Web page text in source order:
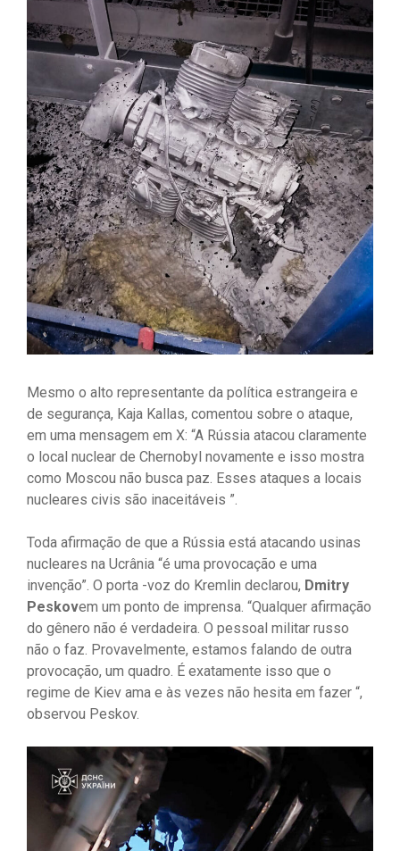
Mesmo o alto representante da política estrangeira e
de segurança, Kaja Kallas, comentou sobre o ataque,
em uma mensagem em X: “A Rússia atacou claramente
o local nuclear de Chernobyl novamente e isso mostra
como Moscou não busca paz. Esses ataques a locais
nucleares civis são inaceitáveis ​​”.
Toda afirmação de que a Rússia está atacando usinas
nucleares na Ucrânia “é uma provocação e uma
invenção”. O porta -voz do Kremlin declarou, Dmitry
Peskovem um ponto de imprensa. “Qualquer afirmação
do gênero não é verdadeira. O pessoal militar russo
não o faz. Provavelmente, estamos falando de outra
provocação, um quadro. É exatamente isso que o
regime de Kiev ama e às vezes não hesita em fazer “,
observou Peskov.